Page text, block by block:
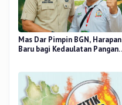
Mas Dar Pimpin BGN, Harapan
Baru bagi Kedaulatan Pangan